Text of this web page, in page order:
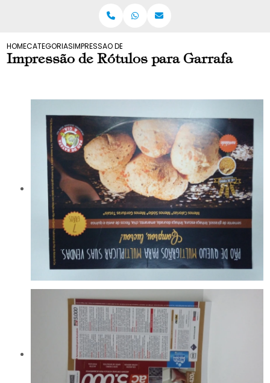
HOMECATEGORIASIMPRESSAO DE ROTULOS PARA GARRAFA
Impressão de Rótulos para Garrafa